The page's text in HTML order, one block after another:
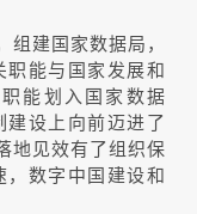
建国家数据局，
能与国家发展和
能划入国家数据
设上向前迈进了
地见效有了组织保
数字中国建设和